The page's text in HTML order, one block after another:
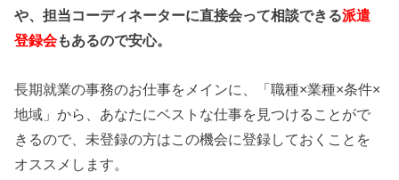
や、担当コーディネーターに直接会って相談できる派遣
登録会もあるので安心。
長期就業の事務のお仕事をメインに、「職種×業種×条件×
地域」から、あなたにベストな仕事を見つけることがで
きるので、未登録の方はこの機会に登録しておくことを
オススメします。